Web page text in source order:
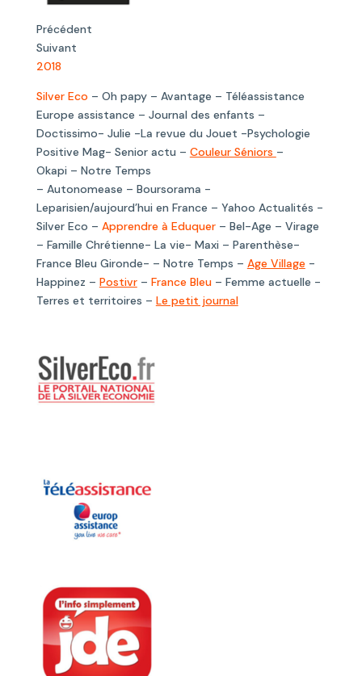
Précédent
Suivant
2018
Silver Eco – Oh papy – Avantage – Téléassistance
Europe assistance – Journal des enfants –
Doctissimo- Julie -La revue du Jouet -Psychologie
Positive Mag- Senior actu – Couleur Séniors –
Okapi – Notre Temps
– Autonomease – Boursorama -
Leparisien/aujourd’hui en France – Yahoo Actualités -
Silver Eco – Apprendre à Eduquer– Bel-Age – Virage
– Famille Chrétienne- La vie- Maxi – Parenthèse-
France Bleu Gironde- – Notre Temps – Age Village-
Happinez – Postivr– France Bleu– Femme actuelle -
Terres et territoires – Le petit journal